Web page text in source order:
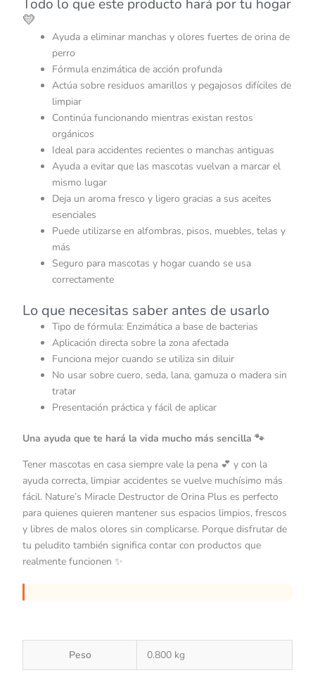
Todo lo que este producto hará por tu hogar
💛
Ayuda a eliminar manchas y olores fuertes de orina de
perro
Fórmula enzimática de acción profunda
Actúa sobre residuos amarillos y pegajosos difíciles de
limpiar
Continúa funcionando mientras existan restos
orgánicos
Ideal para accidentes recientes o manchas antiguas
Ayuda a evitar que las mascotas vuelvan a marcar el
mismo lugar
Deja un aroma fresco y ligero gracias a sus aceites
esenciales
Puede utilizarse en alfombras, pisos, muebles, telas y
más
Seguro para mascotas y hogar cuando se usa
correctamente
Lo que necesitas saber antes de usarlo
Tipo de fórmula: Enzimática a base de bacterias
Aplicación directa sobre la zona afectada
Funciona mejor cuando se utiliza sin diluir
No usar sobre cuero, seda, lana, gamuza o madera sin
tratar
Presentación práctica y fácil de aplicar
Una ayuda que te hará la vida mucho más sencilla 🐾
Tener mascotas en casa siempre vale la pena 💕 y con la
ayuda correcta, limpiar accidentes se vuelve muchísimo más
fácil. Nature’s Miracle Destructor de Orina Plus es perfecto
para quienes quieren mantener sus espacios limpios, frescos
y libres de malos olores sin complicarse. Porque disfrutar de
tu peludito también significa contar con productos que
realmente funcionen ✨
Peso 0.800 kg